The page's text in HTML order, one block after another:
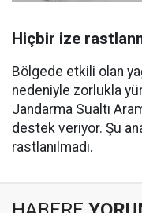
Hiçbir ize
Bölgede etkili olan
nedeniyle zorlukla
Jandarma Sualtı
destek veriyor. Şu
rastlanılmadı.